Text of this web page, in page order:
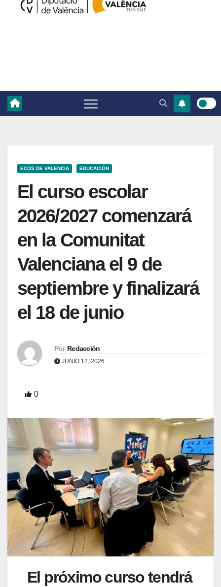
ECOS DE VALENCIA EDUCACIÓN
El curso escolar
2026/2027 comenzará
en la Comunitat
Valenciana el 9 de
septiembre y finalizará
el 18 de junio
Por Redacción
JUNIO 12, 2026
0
El próximo curso tendrá